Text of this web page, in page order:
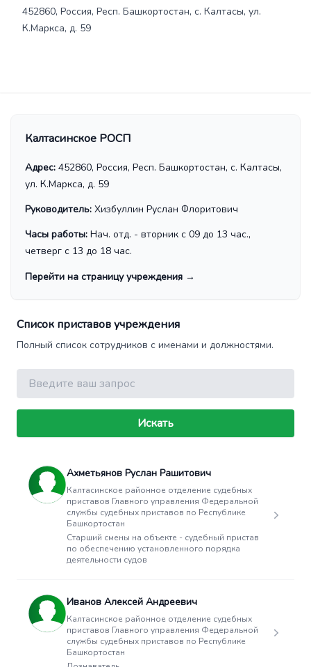
452860, Россия, Респ. Башкортостан, с. Калтасы, ул.
К.Маркса, д. 59
Калтасинское РОСП
Адрес: 452860, Россия, Респ. Башкортостан, с. Калтасы,
ул. К.Маркса, д. 59
Руководитель: Хизбуллин Руслан Флоритович
Часы работы: Нач. отд. - вторник с 09 до 13 час.,
четверг с 13 до 18 час.
Перейти на страницу учреждения →
Список приставов учреждения
Полный список сотрудников с именами и должностями.
Поиск
Искать
Ахметьянов Руслан Рашитович
Калтасинское районное отделение судебных
приставов Главного управления Федеральной
службы судебных приставов по Республике
Башкортостан
Старший смены на объекте - судебный пристав
по обеспечению установленного порядка
деятельности судов
Иванов Алексей Андреевич
Калтасинское районное отделение судебных
приставов Главного управления Федеральной
службы судебных приставов по Республике
Башкортостан